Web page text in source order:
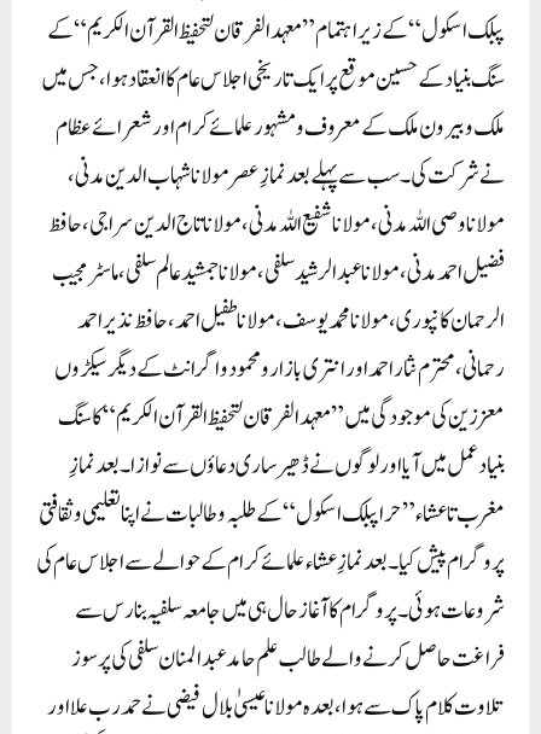
پبلک اسکول“ کے زیر اہتمام ”معہد الفرقان لتحفیظ القرآن الکریم“ کے
سنگ بنیاد کے حسین موقع پر ایک تاریخی اجلاس عام کا انعقاد ہوا، جس میں
ملک و بیرون ملک کے معروف و مشہور علمائے کرام اور شعرائے عظام
نے شرکت کی۔ سب سے پہلے بعد نمازِ عصر مولانا شہاب الدین مدنی،
مولانا وصی اللہ مدنی، مولانا شفیع اللہ مدنی، مولانا تاج الدین سراجی، حافظ
فضیل احمد مدنی، مولانا عبد الرشید سلفی، مولانا جمشید عالم سلفی، ماسٹر مجیب
الرحمان کانپوری، مولانا محمد یوسف، مولانا طفیل احمد، حافظ نذیر احمد
رحمانی، محترم نثار احمد اور انتری بازار و محمودوا گرانٹ کے دیگر سیکڑوں
معززین کی موجودگی میں ”معہد الفرقان لتحفیظ القرآن الکریم“ کا سنگ
بنیاد عمل میں آیا اور لوگوں نے ڈھیر ساری دعاؤں سے نوازا۔ بعد نمازِ
مغرب تا عشاء ”حرا پبلک اسکول“ کے طلبہ و طالبات نے اپنا تعلیمی و ثقافتی
پروگرام پیش کیا۔ بعد نمازِ عشاء علمائے کرام کے حوالے سے اجلاس عام کی
شروعات ہوئی۔ پروگرام کا آغاز حال ہی میں جامعہ سلفیہ بنارس سے
فراغت حاصل کرنے والے طالب علم حامد عبد المنان سلفی کی پر سوز
تلاوت کلام پاک سے ہوا، بعدہ مولانا عیسیٰ بلال فیضی نے حمد رب علا اور